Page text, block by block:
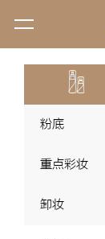
粉底
重点彩妆
卸妆